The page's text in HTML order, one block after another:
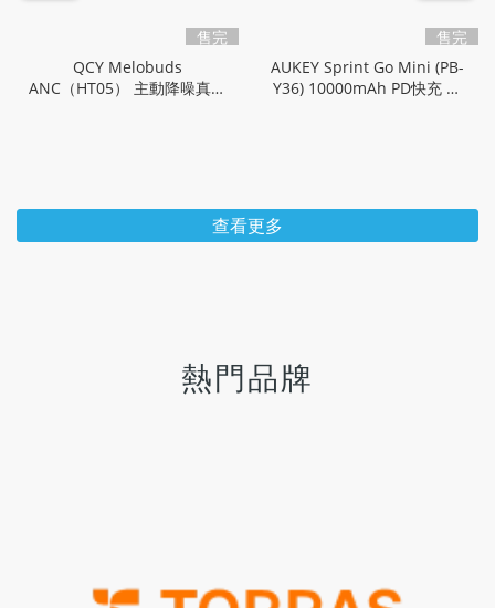
售完
QCY Melobuds
ANC（HT05） 主動降噪真無
售完
AUKEY Sprint Go Mini (PB-
Y36) 10000mAh PD快充 行
查看更多
熱門品牌